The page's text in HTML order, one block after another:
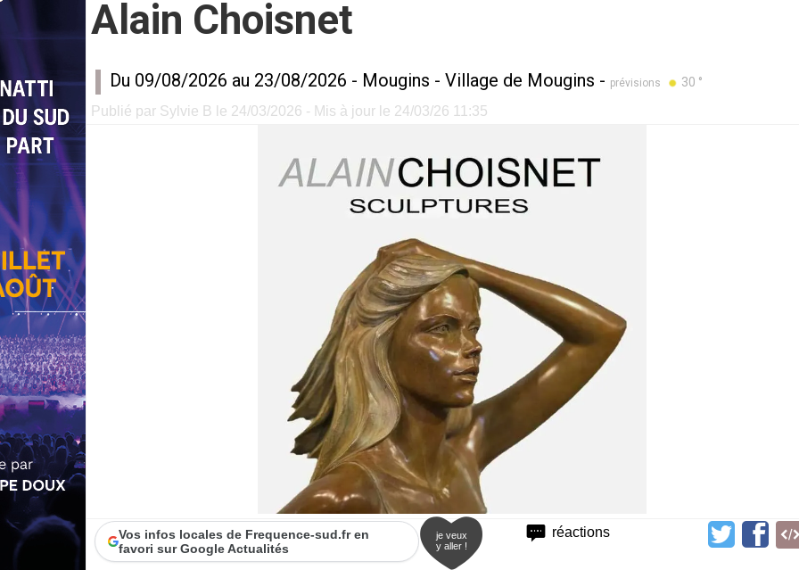
Alain Choisnet
Du 09/08/2026 au 23/08/2026 - Mougins - Village de Mougins - prévisions 30 °
Publié par Sylvie B le 24/03/2026 - Mis à jour le 24/03/26 11:35
réactions
Vos infos locales de Frequence-sud.fr en
favori sur Google Actualités
je veux
y aller !